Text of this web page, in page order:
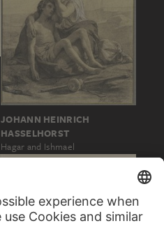
JOHANN HEINRICH
HASSELHORST
Hagar and Ishmael